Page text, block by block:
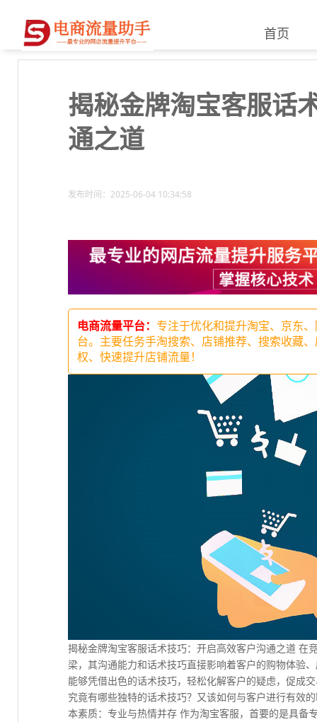
首页
揭秘金牌淘宝客服话
通之道
发布时间：2025-06-04 10:34:58
电商流量平台： 专注于优化和提升淘宝、京东
台。主要任务手淘搜索、店铺推荐、搜索收藏
权、快速提升店铺流量！
揭秘金牌淘宝客服话术技巧：开启高效客户沟通之道 在
梁，其沟通能力和话术技巧直接影响着客户的购物体验
能够凭借出色的话术技巧，轻松化解客户的疑虑，促成
究竟有哪些独特的话术技巧？又该如何与客户进行有效
本素质：专业与热情并存 作为淘宝客服，首要的是具备